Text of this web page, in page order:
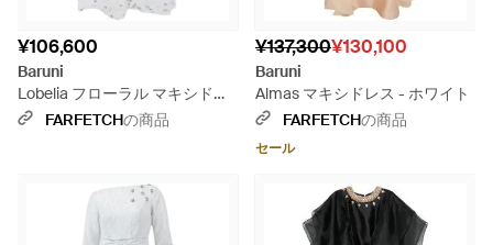
¥106,600
Baruni
Lobelia フローラル マキシドレ
ス - ブルー
FARFETCHの商品
¥137,300¥130,100
Baruni
Almas マキシドレス - ホワイト
FARFETCHの商品
セール